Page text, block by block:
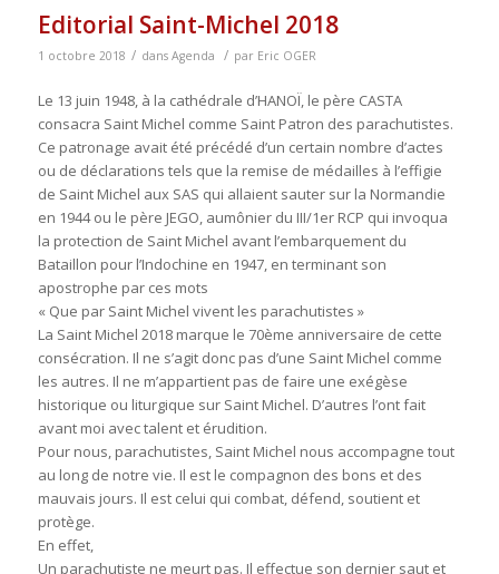
Editorial Saint-Michel 2018
1 octobre 2018 / dans Agenda / par Eric OGER
Le 13 juin 1948, à la cathédrale d’HANOÏ, le père CASTA
consacra Saint Michel comme Saint Patron des parachutistes.
Ce patronage avait été précédé d’un certain nombre d’actes
ou de déclarations tels que la remise de médailles à l’effigie
de Saint Michel aux SAS qui allaient sauter sur la Normandie
en 1944 ou le père JEGO, aumônier du III/1er RCP qui invoqua
la protection de Saint Michel avant l’embarquement du
Bataillon pour l’Indochine en 1947, en terminant son
apostrophe par ces mots
« Que par Saint Michel vivent les parachutistes »
La Saint Michel 2018 marque le 70ème anniversaire de cette
consécration. Il ne s’agit donc pas d’une Saint Michel comme
les autres. Il ne m’appartient pas de faire une exégèse
historique ou liturgique sur Saint Michel. D’autres l’ont fait
avant moi avec talent et érudition.
Pour nous, parachutistes, Saint Michel nous accompagne tout
au long de notre vie. Il est le compagnon des bons et des
mauvais jours. Il est celui qui combat, défend, soutient et
protège.
En effet,
Un parachutiste ne meurt pas. Il effectue son dernier saut et